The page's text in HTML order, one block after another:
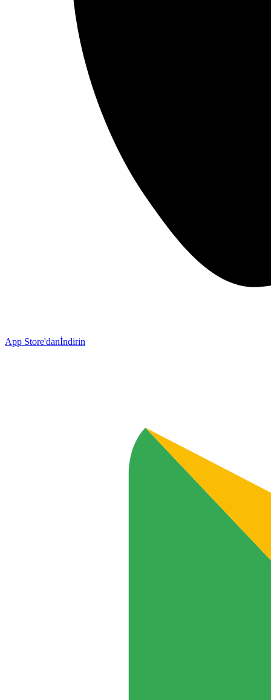
App Store'danİndirin